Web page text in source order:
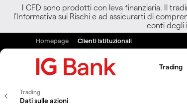
I CFD sono prodotti con leva finanziaria. Il
l’Informativa sui Rischi e ad assicurarti di
conti degli
Homepage Clienti Istituzionali
Trading
Trading
Dati sulle azioni